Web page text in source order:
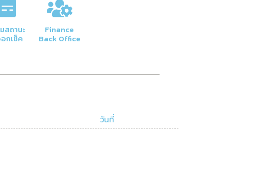
สถานะ
กเช็ค
Finance
Back Office
วันที่